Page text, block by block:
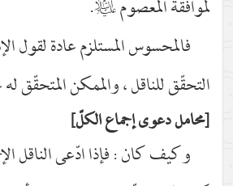
لموافقة المعصومعليه‌السلام.
فالمحسوس المستلزم عادة لقول
التحقّق للناقل ، والممكن المتحقّق
محامل دعوى إجماع الكلّ
وكيف كان : فإذا ادّعى الناقل